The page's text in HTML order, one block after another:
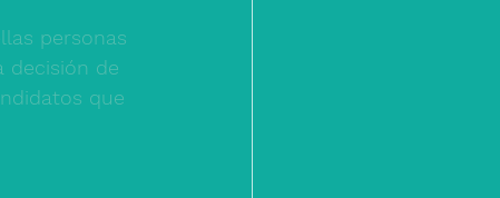
personas
decisión de
que